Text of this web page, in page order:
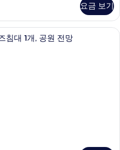
요금 보기
이그제큐티브 스위트, 킹사이즈침대 1
침대 1개, 공원 전망